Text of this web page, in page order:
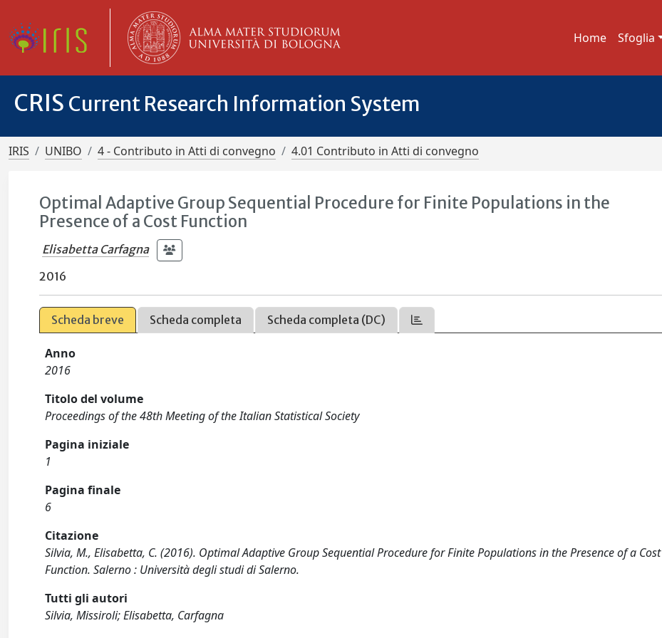
Home Sfoglia
CRIS Current Research Information System
IRIS UNIBO 4 - Contributo in Atti di convegno 4.01 Contributo in Atti di convegno
Optimal Adaptive Group Sequential Procedure for Finite Populations in the
Presence of a Cost Function
Elisabetta Carfagna
2016
Scheda breve Scheda completa Scheda completa (DC)
Anno
2016
Titolo del volume
Proceedings of the 48th Meeting of the Italian Statistical Society
Pagina iniziale
1
Pagina finale
6
Citazione
Silvia, M., Elisabetta, C. (2016). Optimal Adaptive Group Sequential Procedure for Finite Populations in the Presence of a Cost
Function. Salerno : Università degli studi di Salerno.
Tutti gli autori
Silvia, Missiroli; Elisabetta, Carfagna